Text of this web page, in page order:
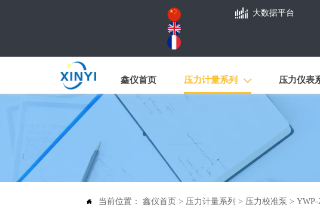
 大数据平台
鑫仪首页 压力计量系列  压力仪表
 当前位置：鑫仪首页 > 压力计量系列 > 压力校准泵 >YWP-